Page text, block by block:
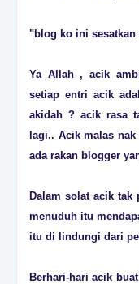
"blog ko ini sesatkan
Ya Allah , acik
setiap entri acik
akidah ? acik rasa
lagi.. Acik malas
ada rakan blogger
Dalam solat acik tak
menuduh itu
itu di lindungi dari
Berhari-hari acik